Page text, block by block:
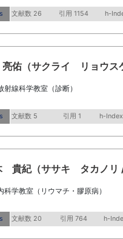
文献数 26 引用 1154 h-
佑（サクライ リョウス
射線科学教室（診断）
文献数 5 引用 1 h-
貴紀（ササキ タカノリ
科学教室（リウマチ・膠原病）
文献数 20 引用 764 h-